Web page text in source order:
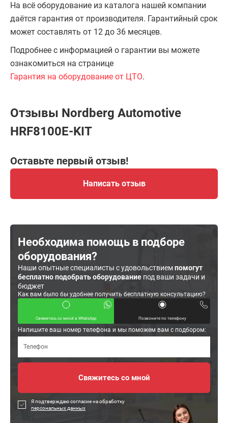
На всё оборудование из каталога нашей компании
даётся гарантия от производителя. Гарантийный срок
может составлять от 12 до 36 месяцев.
Подробнее с информацией о гарантии вы можете
ознакомиться на странице
Гарантия на оборудование от ЦТО.
Отзывы Nordberg Automotive
HRF8100E-KIT
Оставьте первый отзыв!
Написать отзыв
Необходима помощь в подборе
оборудования?
Наши опытные специалисты с удовольствиемпомогут
бесплатно подобрать оборудование под ваши задачи и
бюджет
Как вам было бы удобнее получить бесплатную консультацию?
Свяжитесь со мной в WhatsApp Позвоните по телефону
Напишите ваш номер телефона и мы поможем вам с подбором:
Я подтверждаю согласие на обработку
персональных данных